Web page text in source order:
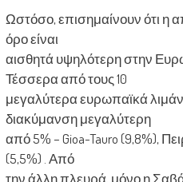
Ωστόσο, επισημαίνουν ότι η
όρο είναι
αισθητά υψηλότερη στην
Τέσσερα από τους 10
μεγαλύτερα ευρωπαϊκά
διακύμανση μεγαλύτερη
από 5% – Gioa-Tauro (9,8%),
(5,5%) . Από